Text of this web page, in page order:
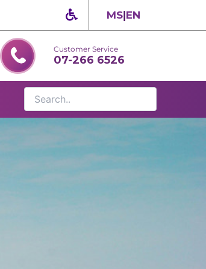
MS|EN
Customer Service
07-266 6526